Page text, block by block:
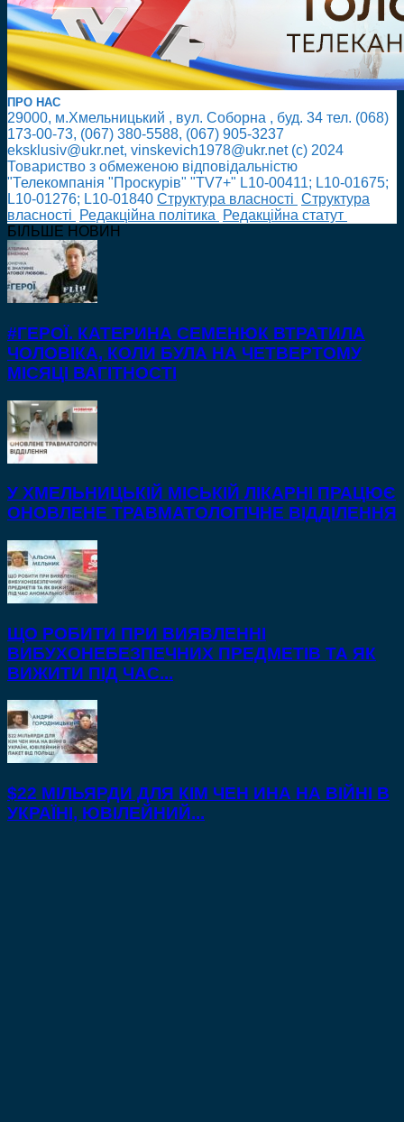
ПРО НАС
29000, м.Хмельницький , вул. Соборна , буд. 34 тел. (068)
173-00-73, (067) 380-5588, (067) 905-3237
eksklusiv@ukr.net, vinskevich1978@ukr.net (с) 2024
Товариство з обмеженою відповідальністю
"Телекомпанія "Проскурів" "TV7+" L10-00411; L10-01675;
L10-01276; L10-01840 Cтруктура власності Cтруктура
власності
Редакційна політика
Редакційна статут
БІЛЬШЕ НОВИН
#ГЕРОЇ. КАТЕРИНА СЕМЕНЮК ВТРАТИЛА
ЧОЛОВІКА, КОЛИ БУЛА НА ЧЕТВЕРТОМУ
МІСЯЦІ ВАГІТНОСТІ
У ХМЕЛЬНИЦЬКІЙ МІСЬКІЙ ЛІКАРНІ ПРАЦЮЄ
ОНОВЛЕНЕ ТРАВМАТОЛОГІЧНЕ ВІДДІЛЕННЯ
ЩО РОБИТИ ПРИ ВИЯВЛЕННІ
ВИБУХОНЕБЕЗПЕЧНИХ ПРЕДМЕТІВ ТА ЯК
ВИЖИТИ ПІД ЧАС...
$22 МІЛЬЯРДИ ДЛЯ КІМ ЧЕН ИНА НА ВІЙНІ В
УКРАЇНІ, ЮВІЛЕЙНИЙ...